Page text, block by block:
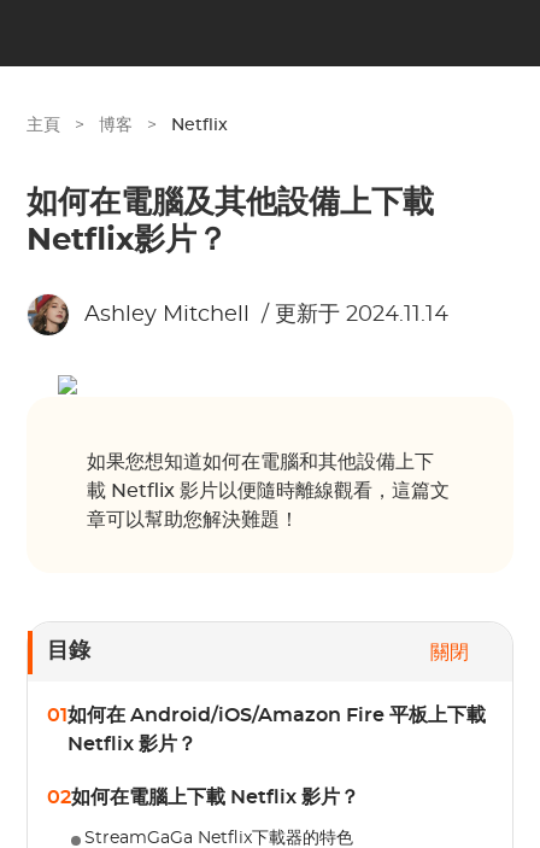
主頁 > 博客 > Netflix
如何在電腦及其他設備上下載
Netflix影片？
Ashley Mitchell / 更新于 2024.11.14
如果您想知道如何在電腦和其他設備上下
載 Netflix 影片以便隨時離線觀看，這篇文
章可以幫助您解決難題！
目錄 關閉
01如何在 Android/iOS/Amazon Fire 平板上下載
Netflix 影片？
02如何在電腦上下載 Netflix 影片？
StreamGaGa Netflix下載器的特色